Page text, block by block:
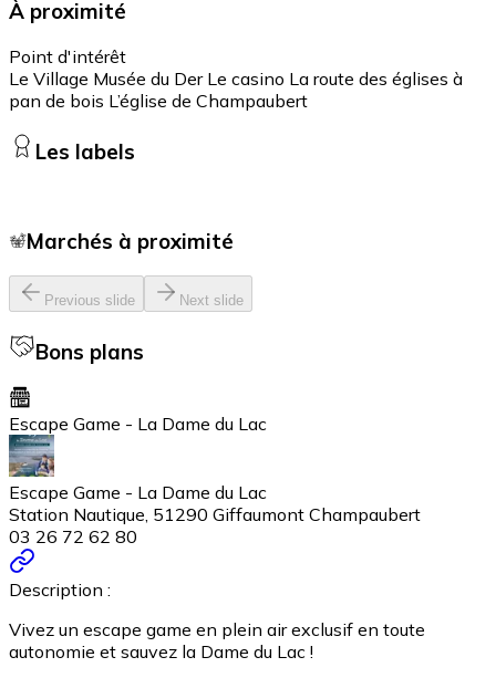
À proximité
Point d'intérêt
Le Village Musée du Der Le casino La route des églises à
pan de bois L’église de Champaubert
Les labels
Marchés à proximité
Previous slide Next slide
Bons plans
Escape Game - La Dame du Lac
Escape Game - La Dame du Lac
Station Nautique, 51290 Giffaumont Champaubert
03 26 72 62 80
Description :
Vivez un escape game en plein air exclusif en toute
autonomie et sauvez la Dame du Lac !